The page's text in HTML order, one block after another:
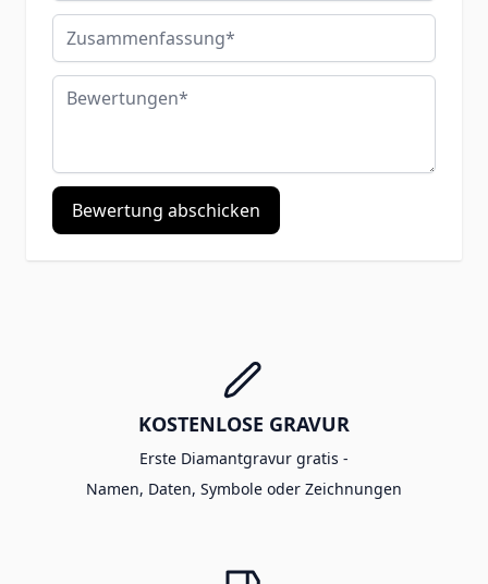
Zusammenfassung
Bewertungen
Bewertung abschicken
KOSTENLOSE GRAVUR
Erste Diamantgravur gratis -
Namen, Daten, Symbole oder Zeichnungen